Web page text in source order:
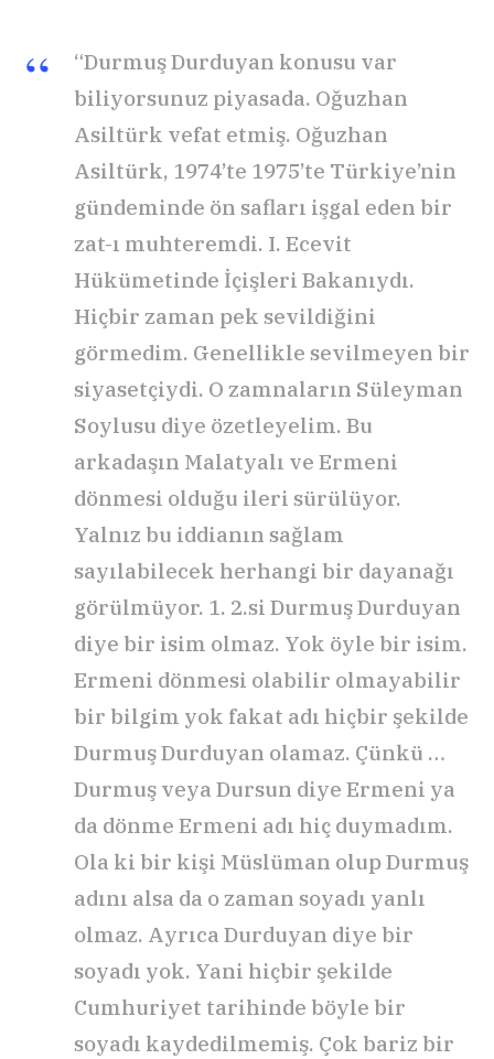
“Durmuş Durduyan konusu var
biliyorsunuz piyasada. Oğuzhan
Asiltürk vefat etmiş. Oğuzhan
Asiltürk, 1974’te 1975’te Türkiye’nin
gündeminde ön safları işgal eden bir
zat-ı muhteremdi. I. Ecevit
Hükümetinde İçişleri Bakanıydı.
Hiçbir zaman pek sevildiğini
görmedim. Genellikle sevilmeyen bir
siyasetçiydi. O zamnaların Süleyman
Soylusu diye özetleyelim. Bu
arkadaşın Malatyalı ve Ermeni
dönmesi olduğu ileri sürülüyor.
Yalnız bu iddianın sağlam
sayılabilecek herhangi bir dayanağı
görülmüyor. 1. 2.si Durmuş Durduyan
diye bir isim olmaz. Yok öyle bir isim.
Ermeni dönmesi olabilir olmayabilir
bir bilgim yok fakat adı hiçbir şekilde
Durmuş Durduyan olamaz. Çünkü …
Durmuş veya Dursun diye Ermeni ya
da dönme Ermeni adı hiç duymadım.
Ola ki bir kişi Müslüman olup Durmuş
adını alsa da o zaman soyadı yanlı
olmaz. Ayrıca Durduyan diye bir
soyadı yok. Yani hiçbir şekilde
Cumhuriyet tarihinde böyle bir
soyadı kaydedilmemiş. Çok bariz bir